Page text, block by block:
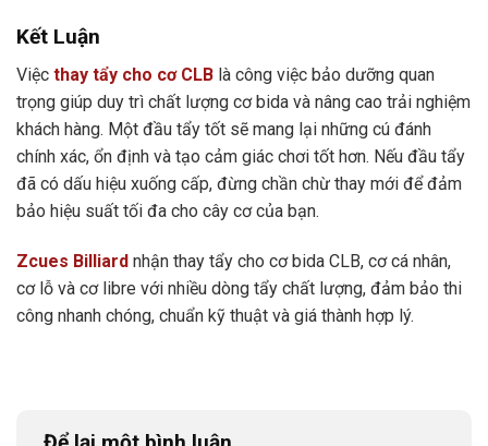
Kết Luận
Việc thay tẩy cho cơ CLB là công việc bảo dưỡng quan
trọng giúp duy trì chất lượng cơ bida và nâng cao trải nghiệm
khách hàng. Một đầu tẩy tốt sẽ mang lại những cú đánh
chính xác, ổn định và tạo cảm giác chơi tốt hơn. Nếu đầu tẩy
đã có dấu hiệu xuống cấp, đừng chần chừ thay mới để đảm
bảo hiệu suất tối đa cho cây cơ của bạn.
Zcues Billiard nhận thay tẩy cho cơ bida CLB, cơ cá nhân,
cơ lỗ và cơ libre với nhiều dòng tẩy chất lượng, đảm bảo thi
công nhanh chóng, chuẩn kỹ thuật và giá thành hợp lý.